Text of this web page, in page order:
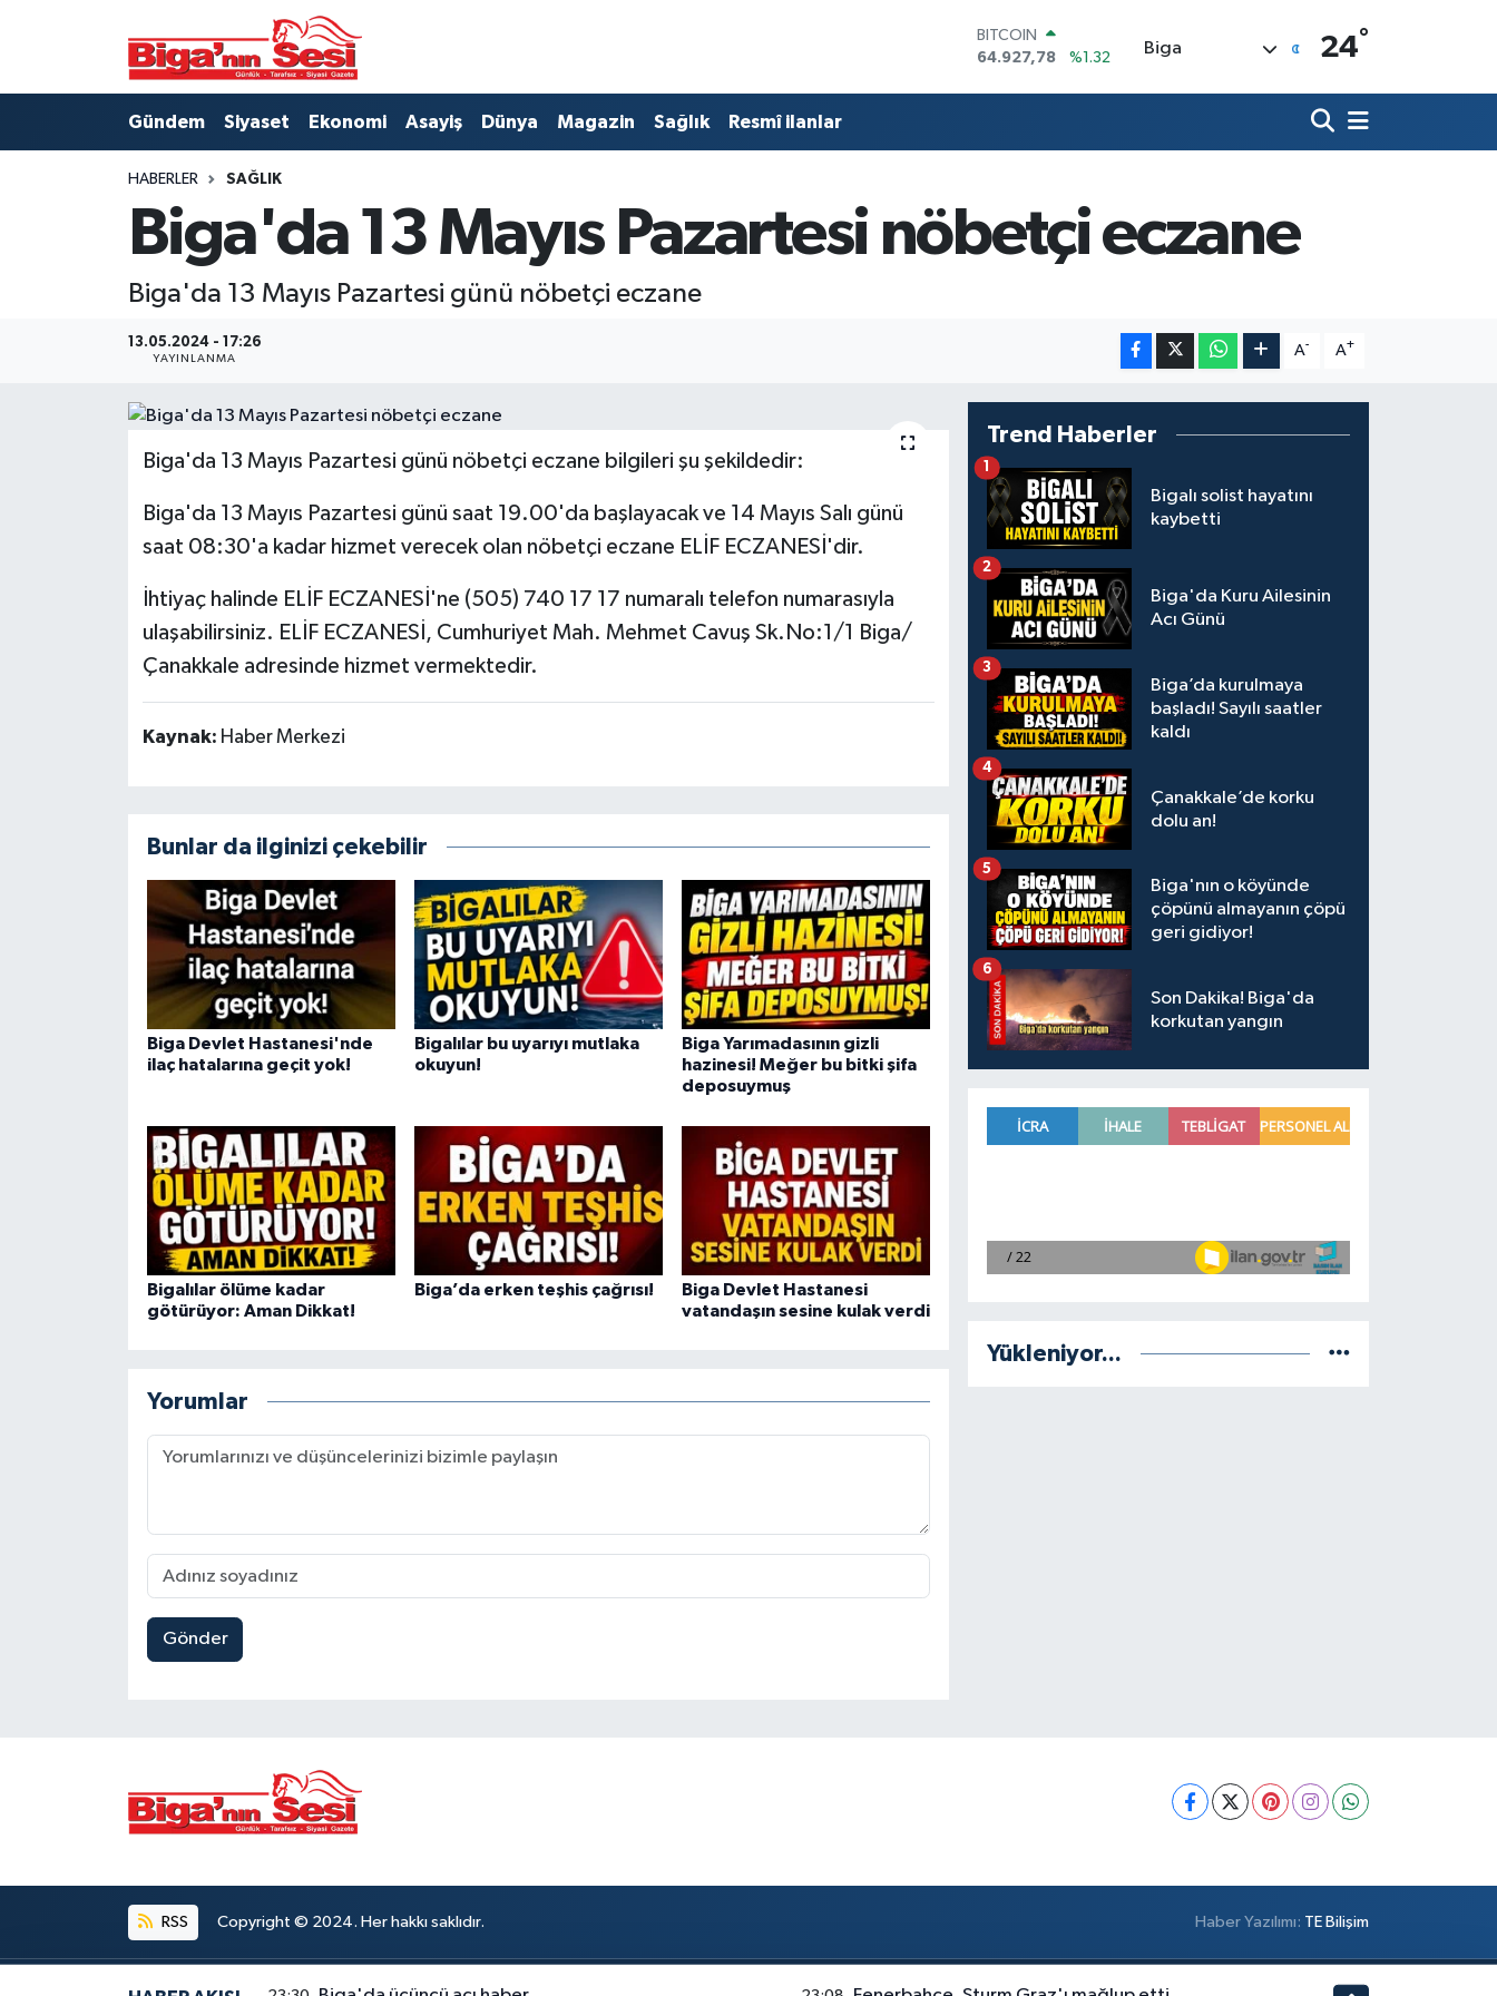
BITCOIN
64.927,78
%1.32
55,0398
%-0.02
GRAM ALTIN
6508.83
%4.44
BİST100
Biga 24°
Gündem Siyaset Ekonomi Asayiş Dünya Magazin Sağlık Resmî ilanlar
HABERLER SAĞLIK
Biga'da 13 Mayıs Pazartesi nöbetçi eczane
Biga'da 13 Mayıs Pazartesi günü nöbetçi eczane
13.05.2024 - 17:26
YAYINLANMA
A- A+
Biga'da 13 Mayıs Pazartesi günü nöbetçi eczane bilgileri şu şekildedir:
Biga'da 13 Mayıs Pazartesi günü saat 19.00'da başlayacak ve 14 Mayıs Salı günü
saat 08:30'a kadar hizmet verecek olan nöbetçi eczane ELİF ECZANESİ'dir.
İhtiyaç halinde ELİF ECZANESİ'ne (505) 740 17 17 numaralı telefon numarasıyla
ulaşabilirsiniz. ELİF ECZANESİ, Cumhuriyet Mah. Mehmet Cavuş Sk.No:1/1 Biga/
Çanakkale adresinde hizmet vermektedir.
Kaynak: Haber Merkezi
Bunlar da ilginizi çekebilir
Biga Devlet Hastanesi'nde
ilaç hatalarına geçit yok!
Bigalılar bu uyarıyı mutlaka
okuyun!
Biga Yarımadasının gizli
hazinesi! Meğer bu bitki şifa
deposuymuş
Bigalılar ölüme kadar
götürüyor: Aman Dikkat!
Biga’da erken teşhis çağrısı!
Biga Devlet Hastanesi
vatandaşın sesine kulak verdi
Yorumlar
Gönder
Trend Haberler
Bigalı solist hayatını
kaybetti
1
Biga'da Kuru Ailesinin
Acı Günü
2
Biga’da kurulmaya
başladı! Sayılı saatler
kaldı
3
Çanakkale’de korku
dolu an!
4
Biga'nın o köyünde
çöpünü almayanın çöpü
geri gidiyor!
5
Son Dakika! Biga'da
korkutan yangın
6
Yükleniyor...
RSS Copyright © 2024. Her hakkı saklıdır. Haber Yazılımı: TE Bilişim
Belediye
Ekonomi
Hava Durumu
Kültür Sanat
Resmî ilanlar
Tarım ve Ekonomi
Çanakkale Hava Durumu
Tüm Manşetler
Son Dakika Haberleri
Haber Arşivi